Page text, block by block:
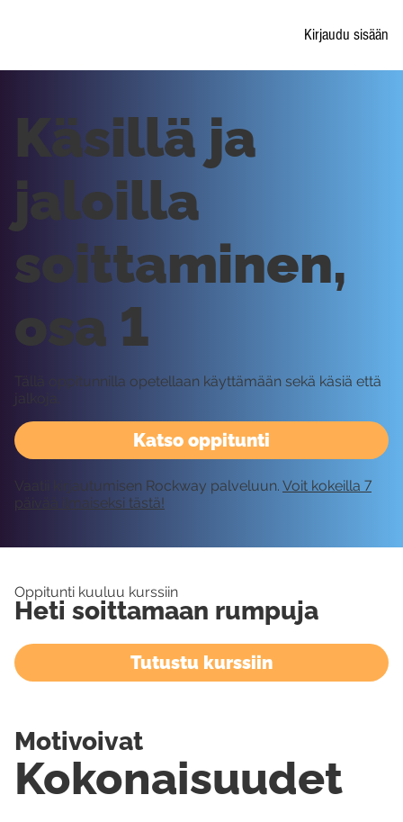
Kirjaudu sisään
Katso oppitunti
Käsillä ja
jaloilla
soittaminen,
osa 1
Tällä oppitunnilla opetellaan käyttämään sekä käsiä että
jalkoja.
Vaatii kirjautumisen Rockway palveluun. Voit kokeilla 7
päivää ilmaiseksi tästä!
Oppitunti kuuluu kurssiin
Heti soittamaan rumpuja
Tutustu kurssiin
Kokonaisuudet
Motivoivat